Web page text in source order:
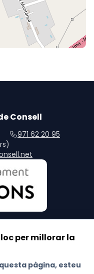
Consell
971 62 20 95
per millorar la
pàgina, esteu